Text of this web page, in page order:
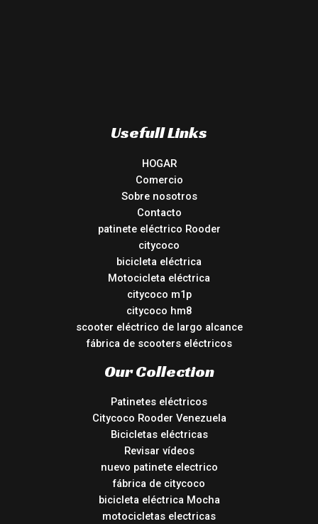
Usefull Links
HOGAR
Comercio
Sobre nosotros
Contacto
patinete eléctrico Rooder
citycoco
bicicleta eléctrica
Motocicleta eléctrica
citycoco m1p
citycoco hm8
scooter eléctrico de largo alcance
fábrica de scooters eléctricos
Our Collection
Patinetes eléctricos
Citycoco Rooder Venezuela
Bicicletas eléctricas
Revisar vídeos
nuevo patinete electrico
fábrica de citycoco
bicicleta eléctrica Mocha
motocicletas electricas